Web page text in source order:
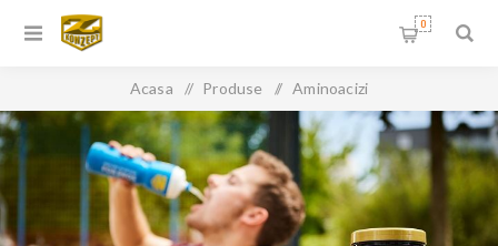
0
Acasa / Produse / Aminoacizi